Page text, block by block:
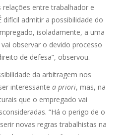
relações entre trabalhador e
difícil admitir a possibilidade do
isoladamente, a uma
observar o devido processo
de defesa”, observou.
da arbitragem nos
interessante a priori, mas, na
que o empregado vai
“Há o perigo de o
novas regras trabalhistas na